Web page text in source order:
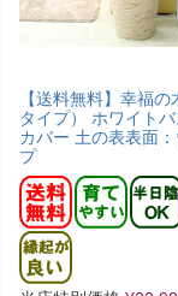
【送料無料】幸福
タイプ） ホワイト
カバー 土の表表面
プ